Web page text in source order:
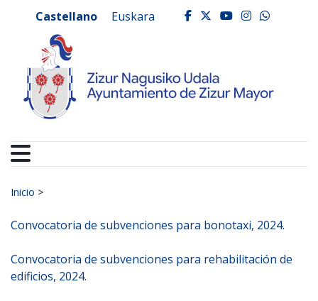
Ayuntamiento de
Castellano Euskara facebook
twitter
youtube
Buscar:
Inicio >
Convocatoria de subvenciones para bonotaxi, 2024.
Convocatoria de subvenciones para rehabilitación de
edificios, 2024.